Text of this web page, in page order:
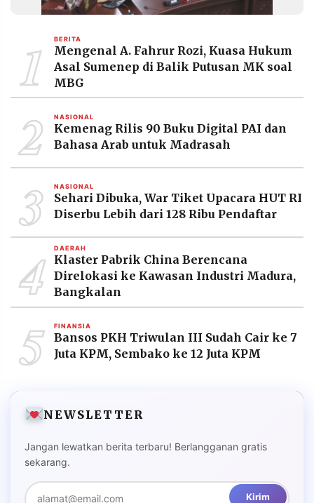
1 BERITA
Mengenal A. Fahrur Rozi, Kuasa Hukum
Asal Sumenep di Balik Putusan MK soal
MBG
2 NASIONAL
Kemenag Rilis 90 Buku Digital PAI dan
Bahasa Arab untuk Madrasah
3 NASIONAL
Sehari Dibuka, War Tiket Upacara HUT RI
Diserbu Lebih dari 128 Ribu Pendaftar
4 DAERAH
Klaster Pabrik China Berencana
Direlokasi ke Kawasan Industri Madura,
Bangkalan
5 FINANSIA
Bansos PKH Triwulan III Sudah Cair ke 7
Juta KPM, Sembako ke 12 Juta KPM
NEWSLETTER
Jangan lewatkan berita terbaru! Berlangganan gratis
sekarang.
Kirim